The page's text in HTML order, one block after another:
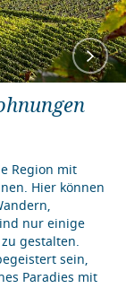
Region mit
Hier können
nur einige
gestalten.
sein,
Paradies mit